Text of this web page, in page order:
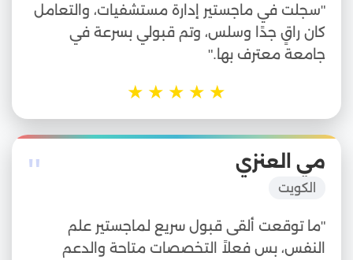
"سجلت في ماجستير إدارة مستشفيات، والتعامل
كان راقٍ جدًا وسلس، وتم قبولي بسرعة في
جامعة معترف بها."
★
★
★
★
★
" مي العنزي
الكويت
"ما توقعت ألقى قبول سريع لماجستير علم
النفس، بس فعلاً التخصصات متاحة والدعم